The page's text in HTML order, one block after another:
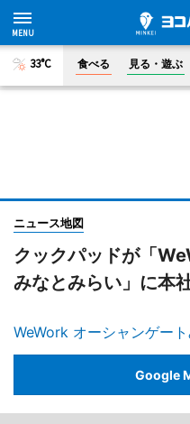
33°C 食べる 見る・遊ぶ
ニュース地図
クックパッドが「
みなとみらい」に本
WeWork オーシャンゲー
Google